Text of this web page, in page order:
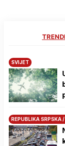
SVIJET
REPUBLIKA SRPSKA